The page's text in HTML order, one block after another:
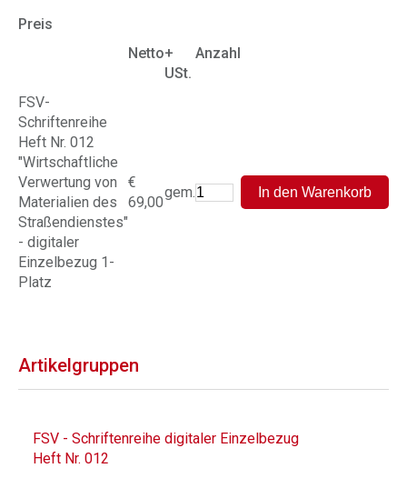
Preis
Netto+
USt.
Anzahl
FSV-
Schriftenreihe
Heft Nr. 012
"Wirtschaftliche
Verwertung von
Materialien des
Straßendienstes"
- digitaler
Einzelbezug 1-
Platz
€
69,00
gem.
Artikelgruppen
FSV - Schriftenreihe digitaler Einzelbezug
Heft Nr. 012